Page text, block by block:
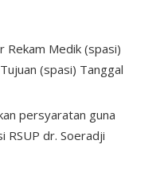
Rekam Medik (spasi)
(spasi) Tanggal
persyaratan guna
dr. Soeradji